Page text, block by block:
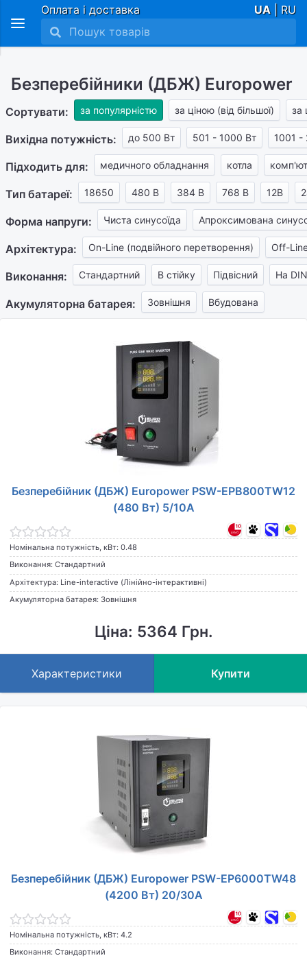
Оплата і доставка UA | RU
Безперебійники (ДБЖ) Europower
Сортувати: за популярністю за ціною (від більшої) за
Вихідна потужність: до 500 Вт 501 - 1000 Вт 1001 -
Підходить для: медичного обладнання котла
Тип батареї: 18650 480 В 384 В 768 В 12В
Форма напруги: Чиста синусоїда Апроксимована
Архітектура: On-Line (подвійного перетворення) Off-
Виконання: Стандартний В стійку Підвісний На
Акумуляторна батарея: Зовнішня Вбудована
Безперебійник (ДБЖ) Europower PSW-EPB800TW12
(480 Вт) 5/10А
Номінальна потужність, кВт: 0.48
Виконання: Стандартний
Архітектура: Line-interactive (Лінійно-інтерактивні)
Акумуляторна батарея: Зовнішня
Ціна: 5364 Грн.
Характеристики Купити
Безперебійник (ДБЖ) Europower PSW-EP6000TW48
(4200 Вт) 20/30А
Номінальна потужність, кВт: 4.2
Виконання: Стандартний